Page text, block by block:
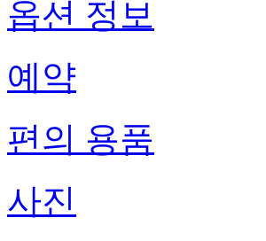
옵션 정보
예약
편의 용품
사진